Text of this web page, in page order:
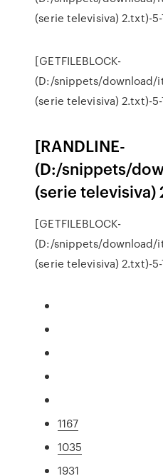
(serie televisiva) 2.txt)-
[GETFILEBLOCK-
(D:/snippets/download/
(serie televisiva) 2.txt)-
[RANDLINE-
(D:/snippets/
(serie televisiva)
[GETFILEBLOCK-
(D:/snippets/download/
(serie televisiva) 2.txt)-
1167
1035
1931